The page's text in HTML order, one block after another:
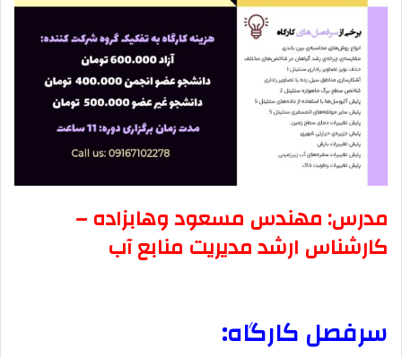
مدرس: مهندس مسعود وهابزاده –
کارشناس ارشد مديريت منابع آب
سرفصل کارگاه: